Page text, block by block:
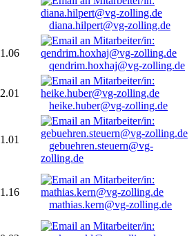
diana.hilpert@vg-zolling.de
1.06
qendrim.hoxhaj@vg-zolling.de
2.01
heike.huber@vg-zolling.de
1.01
gebuehren.steuern@vg-
zolling.de
1.16
mathias.kern@vg-zolling.de